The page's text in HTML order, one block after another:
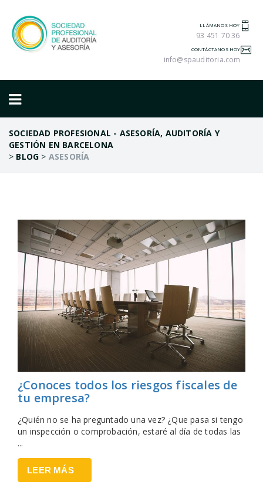
LLÁMANOS HOY
93 451 70 36
CONTÁCTANOS HOY
info@spauditoria.com
SOCIEDAD PROFESIONAL - ASESORÍA, AUDITORÍA Y
GESTIÓN EN BARCELONA
> BLOG > ASESORÍA
¿Conoces todos los riesgos fiscales de
tu empresa?
¿Quién no se ha preguntado una vez? ¿Que pasa si tengo
un inspección o comprobación, estaré al día de todas las
...
LEER MÁS